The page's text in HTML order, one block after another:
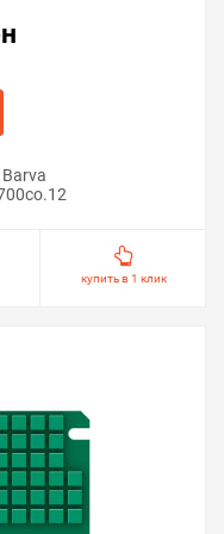
Barva
купить в 1 клик